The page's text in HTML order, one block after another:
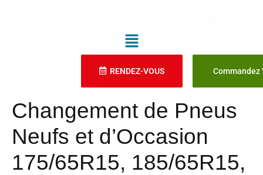
RENDEZ-VOUS Commandez
Changement de Pneus
Neufs et d’Occasion
175/65R15, 185/65R15,